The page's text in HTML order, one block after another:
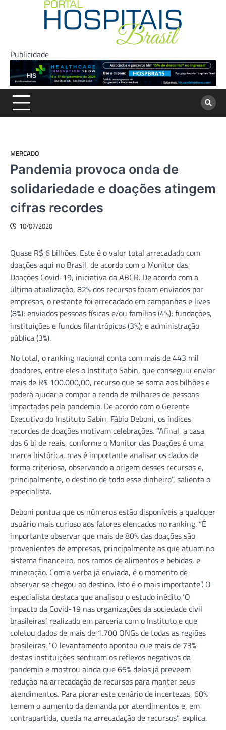
Publicidade
MERCADO
Pandemia provoca onda de
solidariedade e doações atingem
cifras recordes
10/07/2020
Quase R$ 6 bilhões. Este é o valor total arrecadado com
doações aqui no Brasil, de acordo com o Monitor das
Doações Covid-19, iniciativa da ABCR. De acordo com a
última atualização, 82% dos recursos foram enviados por
empresas, o restante foi arrecadado em campanhas e lives
(8%); enviados pessoas físicas e/ou famílias (4%); fundações,
instituições e fundos filantrópicos (3%); e administração
pública (3%).
No total, o ranking nacional conta com mais de 443 mil
doadores, entre eles o Instituto Sabin, que conseguiu enviar
mais de R$ 100.000,00, recurso que se soma aos bilhões e
poderá ajudar a compor a renda de milhares de pessoas
impactadas pela pandemia. De acordo com o Gerente
Executivo do Instituto Sabin, Fábio Deboni, os índices
recordes de doações motivam celebrações. “Afinal, a casa
dos 6 bi de reais, conforme o Monitor das Doações é uma
marca histórica, mas é importante analisar os dados de
forma criteriosa, observando a origem desses recursos e,
principalmente, o destino de todo esse dinheiro”, salienta o
especialista.
Deboni pontua que os números estão disponíveis a qualquer
usuário mais curioso aos fatores elencados no ranking. “É
importante observar que mais de 80% das doações são
provenientes de empresas, principalmente as que atuam no
sistema financeiro, nos ramos de alimentos e bebidas, e
mineração. Com a verba já enviada, é o momento de
observar se chegou ao destino. Isto é o mais importante”. O
especialista destaca que analisou o estudo inédito ‘O
impacto da Covid-19 nas organizações da sociedade civil
brasileiras’, realizado em parceria com o Instituto e que
coletou dados de mais de 1.700 ONGs de todas as regiões
brasileiras. “O levantamento apontou que mais de 73%
destas instituições sentiram os reflexos negativos da
pandemia e mostrou ainda que 65% delas já preveem
redução na arrecadação de recursos para manter seus
atendimentos. Para piorar este cenário de incertezas, 60%
temem o aumento da demanda por atendimentos e, em
contrapartida, queda na arrecadação de recursos”, explica.